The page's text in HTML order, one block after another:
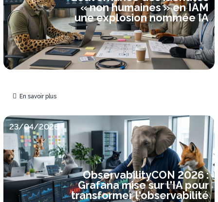
« non humaines » en IAM
une explosion nommée IA
En savoir plus
23/04/2026
ObservabilityCON 2026 :
Grafana mise sur l'IA pour
transformer l'observabilité